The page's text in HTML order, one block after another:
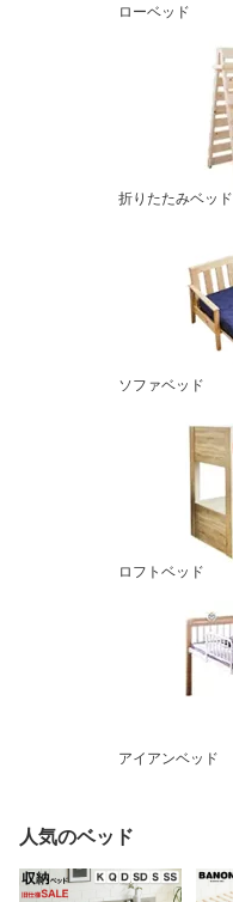
ローベッド
折りたたみベッド
ソファベッド
ロフトベッド
アイアンベッド
人気のベッド